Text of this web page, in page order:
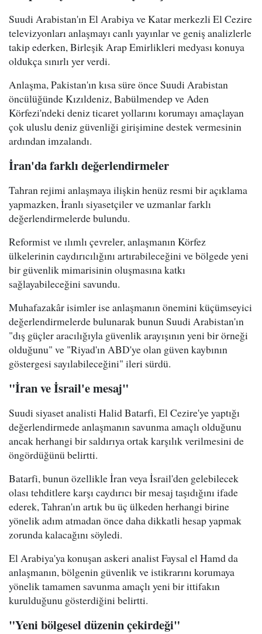
Suudi Arabistan'ın El Arabiya ve Katar merkezli El Cezire
televizyonları anlaşmayı canlı yayınlar ve geniş analizlerle
takip ederken, Birleşik Arap Emirlikleri medyası konuya
oldukça sınırlı yer verdi.
Anlaşma, Pakistan'ın kısa süre önce Suudi Arabistan
öncülüğünde Kızıldeniz, Babülmendep ve Aden
Körfezi'ndeki deniz ticaret yollarını korumayı amaçlayan
çok uluslu deniz güvenliği girişimine destek vermesinin
ardından imzalandı.
İran'da farklı değerlendirmeler
Tahran rejimi anlaşmaya ilişkin henüz resmi bir açıklama
yapmazken, İranlı siyasetçiler ve uzmanlar farklı
değerlendirmelerde bulundu.
Reformist ve ılımlı çevreler, anlaşmanın Körfez
ülkelerinin caydırıcılığını artırabileceğini ve bölgede yeni
bir güvenlik mimarisinin oluşmasına katkı
sağlayabileceğini savundu.
Muhafazakâr isimler ise anlaşmanın önemini küçümseyici
değerlendirmelerde bulunarak bunun Suudi Arabistan'ın
"dış güçler aracılığıyla güvenlik arayışının yeni bir örneği
olduğunu" ve "Riyad'ın ABD'ye olan güven kaybının
göstergesi sayılabileceğini" ileri sürdü.
"İran ve İsrail'e mesaj"
Suudi siyaset analisti Halid Batarfi, El Cezire'ye yaptığı
değerlendirmede anlaşmanın savunma amaçlı olduğunu
ancak herhangi bir saldırıya ortak karşılık verilmesini de
öngördüğünü belirtti.
Batarfi, bunun özellikle İran veya İsrail'den gelebilecek
olası tehditlere karşı caydırıcı bir mesaj taşıdığını ifade
ederek, Tahran'ın artık bu üç ülkeden herhangi birine
yönelik adım atmadan önce daha dikkatli hesap yapmak
zorunda kalacağını söyledi.
El Arabiya'ya konuşan askeri analist Faysal el Hamd da
anlaşmanın, bölgenin güvenlik ve istikrarını korumaya
yönelik tamamen savunma amaçlı yeni bir ittifakın
kurulduğunu gösterdiğini belirtti.
"Yeni bölgesel düzenin çekirdeği"